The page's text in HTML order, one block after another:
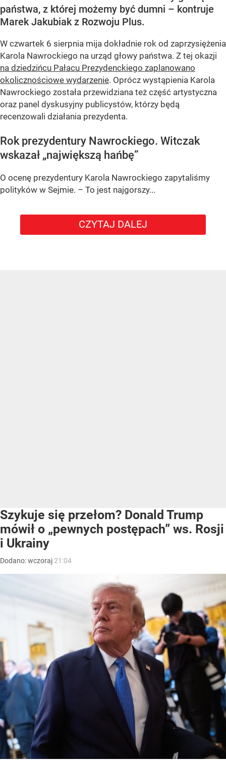
państwa, z której możemy być dumni – kontruje
Marek Jakubiak z Rozwoju Plus.
W czwartek 6 sierpnia mija dokładnie rok od zaprzysiężenia
Karola Nawrockiego na urząd głowy państwa. Z tej okazji
na dziedzińcu Pałacu Prezydenckiego zaplanowano
okolicznościowe wydarzenie. Oprócz wystąpienia Karola
Nawrockiego została przewidziana też część artystyczna
oraz panel dyskusyjny publicystów, którzy będą
recenzowali działania prezydenta.
Rok prezydentury Nawrockiego. Witczak
wskazał „największą hańbę”
O ocenę prezydentury Karola Nawrockiego zapytaliśmy
polityków w Sejmie. – To jest najgorszy...
CZYTAJ DALEJ
Szykuje się przełom? Donald Trump
mówił o „pewnych postępach” ws. Rosji
i Ukrainy
Dodano:wczoraj 21:04